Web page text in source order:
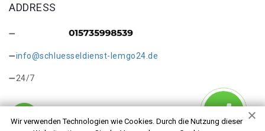
Wir verwenden Technologien wie Cookies. Durch die Nutzung dieser
ADDRESS
info@schluesseldienst-lemgo24.de
24/7